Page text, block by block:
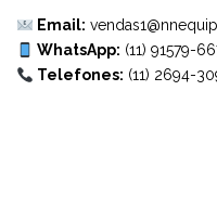
Email:
WhatsApp: (11) 91579-
Telefones: (11) 2694-